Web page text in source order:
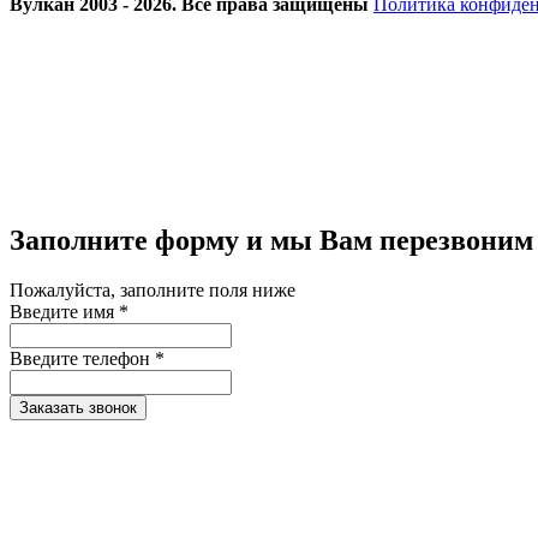
Заполните форму и мы Вам перезвоним
Пожалуйста, заполните поля ниже
Введите имя *
Введите телефон *